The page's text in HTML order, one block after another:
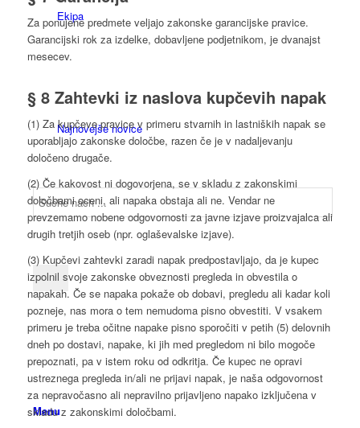
Ekipa
Najnovejše novice
Menu
Za ponujene predmete veljajo zakonske garancijske pravice.
Garancijski rok za izdelke, dobavljene podjetnikom, je dvanajst
mesecev.
§ 8 Zahtevki iz naslova kupčevih napak
(1) Za kupčeve pravice v primeru stvarnih in lastniških napak se
uporabljajo zakonske določbe, razen če je v nadaljevanju
določeno drugače.
(2) Če kakovost ni dogovorjena, se v skladu z zakonskimi
določbami oceni, ali napaka obstaja ali ne. Vendar ne
prevzemamo nobene odgovornosti za javne izjave proizvajalca ali
drugih tretjih oseb (npr. oglaševalske izjave).
(3) Kupčevi zahtevki zaradi napak predpostavljajo, da je kupec
izpolnil svoje zakonske obveznosti pregleda in obvestila o
napakah. Če se napaka pokaže ob dobavi, pregledu ali kadar koli
pozneje, nas mora o tem nemudoma pisno obvestiti. V vsakem
primeru je treba očitne napake pisno sporočiti v petih (5) delovnih
dneh po dostavi, napake, ki jih med pregledom ni bilo mogoče
prepoznati, pa v istem roku od odkritja. Če kupec ne opravi
ustreznega pregleda in/ali ne prijavi napak, je naša odgovornost
za nepravočasno ali nepravilno prijavljeno napako izključena v
skladu z zakonskimi določbami.